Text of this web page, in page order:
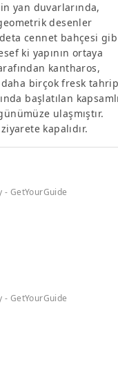
yan duvarlarında,
desenler
cennet bahçesi
ki yapının ortaya
kantharos,
daha birçok fresk
başlatılan
ulaşmıştır.
kapalıdır.
GetYourGuide
GetYourGuide